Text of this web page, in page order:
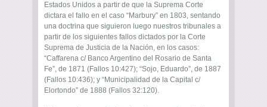
Estados Unidos a partir de que la Suprema Corte
dictara el fallo en el caso “Marbury” en 1803, sentando
una doctrina que siguieron luego nuestros tribunales a
partir de los siguientes fallos dictados por la Corte
Suprema de Justicia de la Nación, en los casos:
“Caffarena c/ Banco Argentino del Rosario de Santa
Fe”, de 1871 (Fallos 10:427); “Sojo, Eduardo”, de 1887
(Fallos 10:436); y “Municipalidad de la Capital c/
Elortondo” de 1888 (Fallos 32:120).